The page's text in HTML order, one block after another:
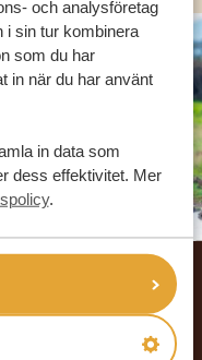
och analysföretag
sin tur kombinera
som du har
in när du har använt
in data som
dess effektivitet. Mer
.